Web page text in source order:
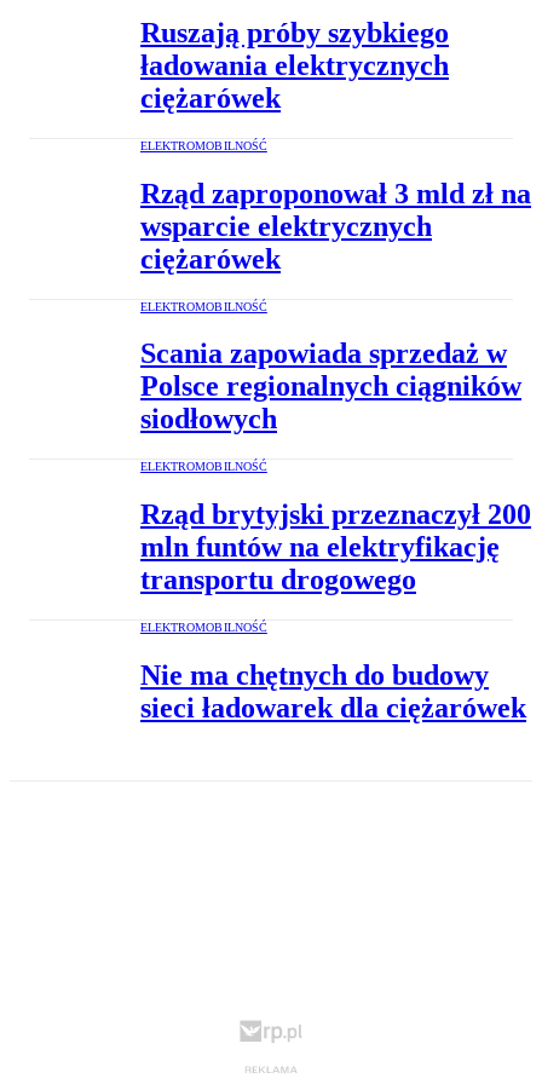
Ruszają próby szybkiego
ładowania elektrycznych
ciężarówek
ELEKTROMOBILNOŚĆ
Rząd zaproponował 3 mld zł na
wsparcie elektrycznych
ciężarówek
ELEKTROMOBILNOŚĆ
Scania zapowiada sprzedaż w
Polsce regionalnych ciągników
siodłowych
ELEKTROMOBILNOŚĆ
Rząd brytyjski przeznaczył 200
mln funtów na elektryfikację
transportu drogowego
ELEKTROMOBILNOŚĆ
Nie ma chętnych do budowy
sieci ładowarek dla ciężarówek